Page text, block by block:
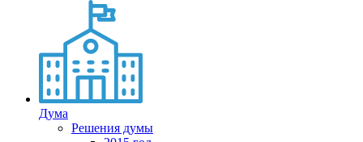
Дума
Решения думы